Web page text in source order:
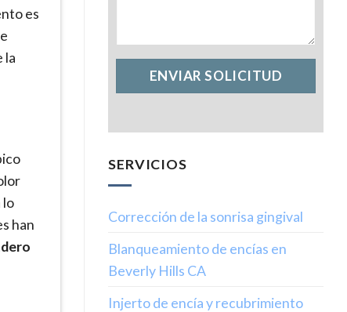
es
la
lo
han
SERVICIOS
Corrección de la sonrisa gingival
Blanqueamiento de encías en
Beverly Hills CA
Injerto de encía y recubrimiento